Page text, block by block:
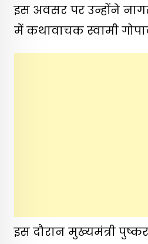
इस अवसर पर उन्होंने
में कथावाचक स्वामी
इस दौरान मुख्यमंत्री